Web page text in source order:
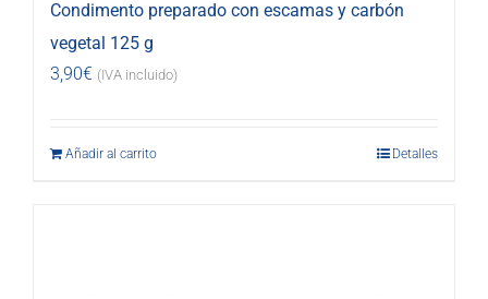
Condimento preparado con escamas y carbón
vegetal 125 g
3,90€ (IVA incluido)
Añadir al carrito Detalles